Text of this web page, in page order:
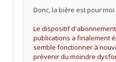
Donc, la bière est pour
Le dispositif
publications a finalement
semble fonctionner à
prévenir du moindre